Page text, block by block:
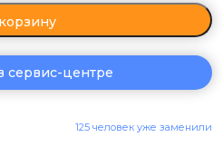
сервис-центре
125 человек уже заменили